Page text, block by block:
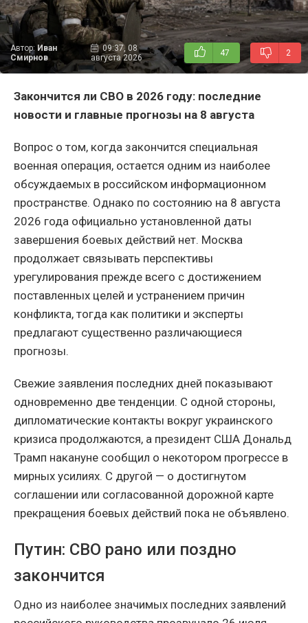
Автор: Иван
Смирнов
09:37, 08
августа 2026
47 2
Закончится ли СВО в 2026 году: последние
новости и главные прогнозы на 8 августа
Вопрос о том, когда закончится специальная
военная операция, остается одним из наиболее
обсуждаемых в российском информационном
пространстве. Однако по состоянию на 8 августа
2026 года официально установленной даты
завершения боевых действий нет. Москва
продолжает связывать перспективы
урегулирования прежде всего с достижением
поставленных целей и устранением причин
конфликта, тогда как политики и эксперты
предлагают существенно различающиеся
прогнозы.
Свежие заявления последних дней показывают
одновременно две тенденции. С одной стороны,
дипломатические контакты вокруг украинского
кризиса продолжаются, а президент США Дональд
Трамп накануне сообщил о некотором прогрессе в
мирных усилиях. С другой — о достигнутом
соглашении или согласованной дорожной карте
прекращения боевых действий пока не объявлено.
Путин: СВО рано или поздно
закончится
Одно из наиболее значимых последних заявлений